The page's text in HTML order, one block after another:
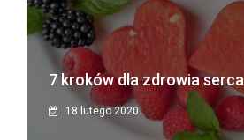
7 kroków dla zdrowia serca
18 lutego 2020